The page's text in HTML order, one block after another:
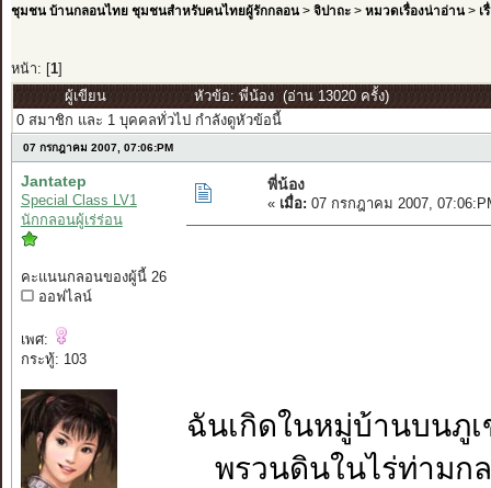
ชุมชน บ้านกลอนไทย ชุมชนสำหรับคนไทยผู้รักกลอน> จิปาถะ> หมวดเรื่องน่าอ่าน> เ
หน้า: [ 1]
ผู้เขียน
หัวข้อ: พี่น้อง (อ่าน 13020 ครั้ง)
0 สมาชิก และ 1 บุคคลทั่วไป กำลังดูหัวข้อนี้
07 กรกฎาคม 2007, 07:06:PM
Jantatep
Special Class LV1
นักกลอนผู้เร่ร่อน
คะแนนกลอนของผู้นี้ 26
ออฟไลน์
เพศ:
กระทู้: 103
พี่น้อง
« เมื่อ: 07 กรกฎาคม 2007,
ฉันเกิดในหมู่บ้านบนภู
พรวนดินในไร่ท่ามก